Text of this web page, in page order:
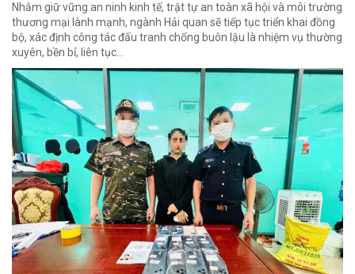
Nhằm giữ vững an ninh kinh tế, trật tự an toàn xã hội và môi trường
thương mại lành mạnh, ngành Hải quan sẽ tiếp tục triển khai đồng
bộ, xác định công tác đấu tranh chống buôn lậu là nhiệm vụ thường
xuyên, bền bỉ, liên tục…